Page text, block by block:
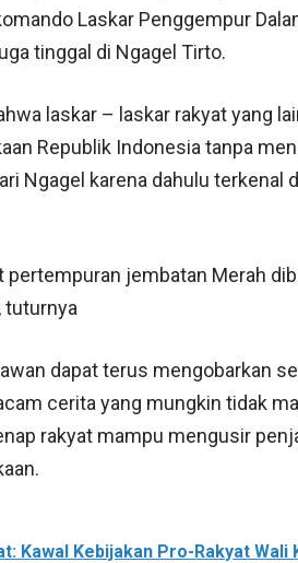
Laskar Penggempur
tinggal di Ngagel Tirto.
laskar – laskar rakyat yang
Republik Indonesia tanpa
Ngagel karena dahulu terkenal
pertempuran jembatan Merah
tuturnya
dapat terus mengobarkan
cerita yang mungkin tidak
rakyat mampu mengusir
Kawal Kebijakan Pro-Rakyat Wali